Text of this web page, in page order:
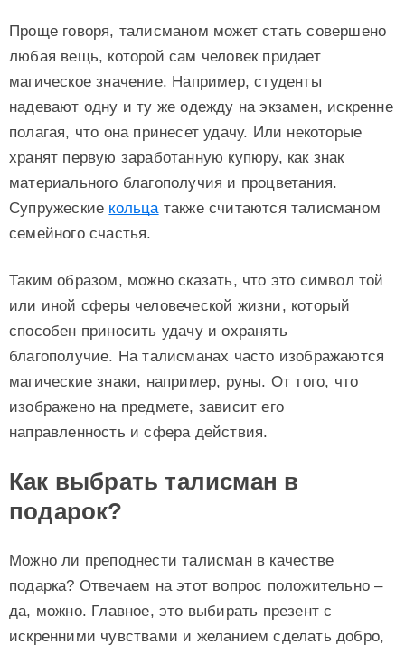
Проще говоря, талисманом может стать совершено
любая вещь, которой сам человек придает
магическое значение. Например, студенты
надевают одну и ту же одежду на экзамен, искренне
полагая, что она принесет удачу. Или некоторые
хранят первую заработанную купюру, как знак
материального благополучия и процветания.
Супружеские кольцатакже считаются талисманом
семейного счастья.
Таким образом, можно сказать, что это символ той
или иной сферы человеческой жизни, который
способен приносить удачу и охранять
благополучие. На талисманах часто изображаются
магические знаки, например, руны. От того, что
изображено на предмете, зависит его
направленность и сфера действия.
Как выбрать талисман в
подарок?
Можно ли преподнести талисман в качестве
подарка? Отвечаем на этот вопрос положительно –
да, можно. Главное, это выбирать презент с
искренними чувствами и желанием сделать добро,